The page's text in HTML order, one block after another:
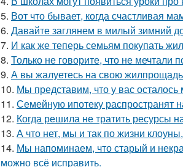
5. Вот что бывает, когда счастливая
6. Давайте заглянем в милый зимний
7. И как же теперь семьям покупать
8. Только не говорите, что не мечтали
9. А вы жалуетесь на свою
10. Мы представим, что у вас
11. Семейную ипотеку распространят
12. Когда решила не тратить ресурсы
13. А что нет, мы и так по жизни
14. Мы напоминаем, что старый и
можно всё исправить.